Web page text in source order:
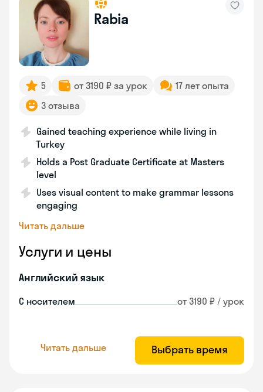
Rabia
5 от 3190 ₽ за урок
17 лет опыта
3 отзыва
Gained teaching experience while living in
Turkey
Holds a Post Graduate Certificate at Masters
level
Uses visual content to make grammar lessons
engaging
Читать дальше
Услуги и цены
Английский язык
С носителем от 3190 ₽ / урок
Читать дальше Выбрать время